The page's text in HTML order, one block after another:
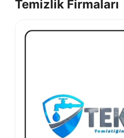
Temizlik Firmaları